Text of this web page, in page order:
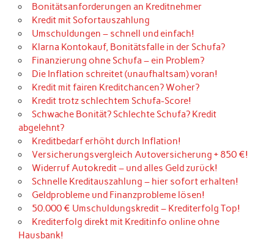
Bonitätsanforderungen an Kreditnehmer
Kredit mit Sofortauszahlung
Umschuldungen – schnell und einfach!
Klarna Kontokauf, Bonitätsfalle in der Schufa?
Finanzierung ohne Schufa – ein Problem?
Die Inflation schreitet (unaufhaltsam) voran!
Kredit mit fairen Kreditchancen? Woher?
Kredit trotz schlechtem Schufa-Score!
Schwache Bonität? Schlechte Schufa? Kredit
abgelehnt?
Kreditbedarf erhöht durch Inflation!
Versicherungsvergleich Autoversicherung + 850 €!
Widerruf Autokredit – und alles Geld zurück!
Schnelle Kreditauszahlung – hier sofort erhalten!
Geldprobleme und Finanzprobleme lösen!
50.000 € Umschuldungskredit – Krediterfolg Top!
Krediterfolg direkt mit Kreditinfo online ohne
Hausbank!